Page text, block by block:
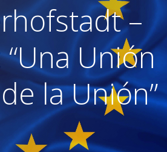
–
Unión
la Unión”